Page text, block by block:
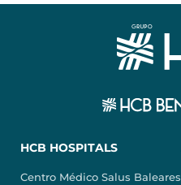
HCB HOSPITALS
Centro Médico Salus Baleares